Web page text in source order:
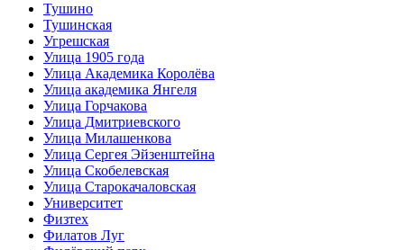
Тушино
Тушинская
Угрешская
Улица 1905 года
Улица Академика Королёва
Улица академика Янгеля
Улица Горчакова
Улица Дмитриевского
Улица Милашенкова
Улица Сергея Эйзенштейна
Улица Скобелевская
Улица Старокачаловская
Университет
Физтех
Филатов Луг